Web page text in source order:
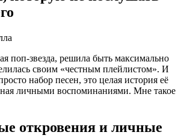
поп-звезда, решила быть максимально
своим «честным плейлистом». И
набор песен, это целая история её
личными воспоминаниями. Мне такое
откровения и личные